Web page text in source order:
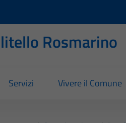
Rosmarino
Servizi Vivere il Comune